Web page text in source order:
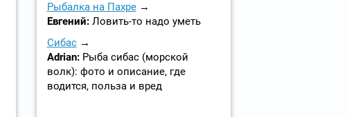
Рыбалка на Пахре
Евгений: Ловить-то надо уметь
Сибас
Adrian: Рыба сибас (морской
волк): фото и описание, где
водится, польза и вред